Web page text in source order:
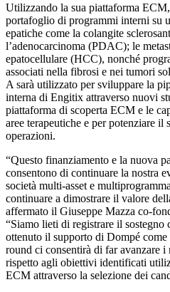
Utilizzando la sua piattaforma
portafoglio di programmi interni su
epatiche come la colangite
l’adenocarcinoma (PDAC); le
epatocellulare (HCC), nonché
associati nella fibrosi e nei tumori
A sarà utilizzato per sviluppare la
interna di Engitix attraverso nuovi
piattaforma di scoperta ECM e le
aree terapeutiche e per potenziare il
operazioni.
“Questo finanziamento e la nuova
consentono di continuare la nostra
società multi-asset e
continuare a dimostrare il valore
affermato il Giuseppe Mazza co-
“Siamo lieti di registrare il
ottenuto il supporto di Dompé
round ci consentirà di far avanzare
rispetto agli obiettivi identificati
ECM attraverso la selezione dei